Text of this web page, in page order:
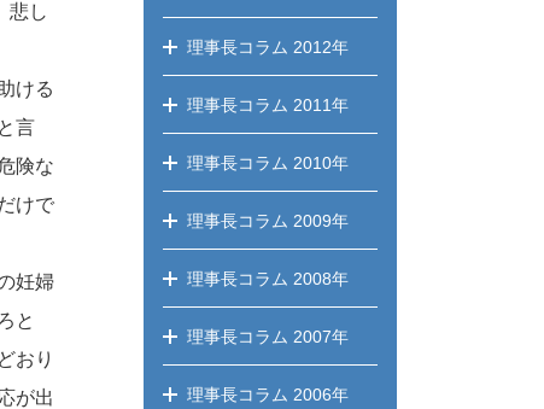
悲し
ける
言
険な
けで
妊婦
と
おり
が出
理事長コラム 2012年
理事長コラム 2011年
理事長コラム 2010年
理事長コラム 2009年
理事長コラム 2008年
理事長コラム 2007年
理事長コラム 2006年